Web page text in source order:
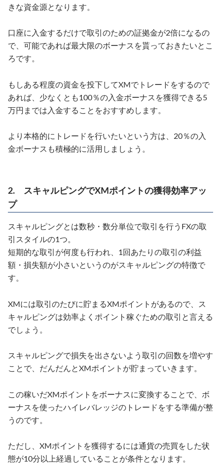
きな資金源となります。
口座に入金するだけで取引のための証拠金が2倍になるの
で、可能であれば最大限のボーナスを貰っておきたいとこ
ろです。
もしある程度の資金を投下してXMでトレードをするので
あれば、少なくとも100％の入金ボーナスを獲得できる5
万円までは入金することをおすすめします。
より本格的にトレードを行いたいという方は、20％の入
金ボーナスも積極的に活用しましょう。
2. スキャルピングでXMポイントの獲得効率アッ
プ
スキャルピングとは数秒・数分単位で取引を行うFXの取
引スタイルの1つ。
短期的な取引が何度も行われ、1回あたりの取引の利益
額・損失額が小さいというのがスキャルピングの特徴で
す。
XMには取引のたびに貯まるXMポイントがあるので、ス
キャルピングは効率よくポイント稼ぐための取引と言える
でしょう。
スキャルピングで損失を出さないよう取引の回数を増やす
ことで、だんだんとXMポイントが貯まっていきます。
この稼いだXMポイントをボーナスに変換することで、ボ
ーナスを使ったハイレバレッジのトレードをする準備が整
うのです。
ただし、XMポイントを獲得するには通貨の売買をした状
態が10分以上経過していることが条件となります。